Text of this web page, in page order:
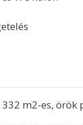
m2-es,